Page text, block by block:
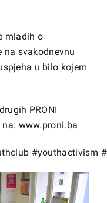
mladih o
svakodnevnu
u bilo kojem
PRONI
www.proni.ba
#youthactivism